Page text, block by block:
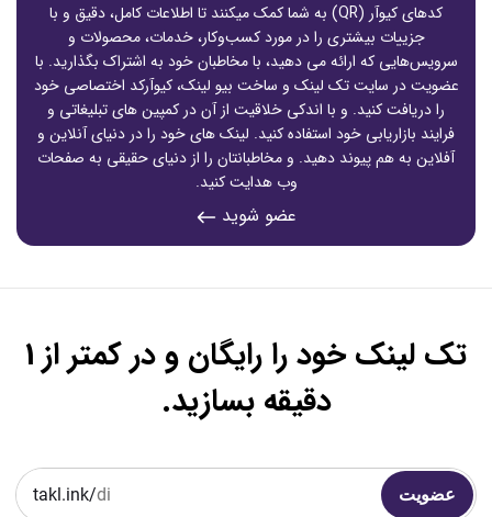
کدهای کیوآر (QR) به شما کمک میکنند تا اطلاعات کامل، دقیق‌ و با
جزییات بیشتری را در مورد کسب‌وکار، خدمات، محصولات و
سرویس‌هایی که ارائه می دهید، با مخاطبان خود به اشتراک بگذارید. با
عضویت در سایت تک لینک و ساخت بیو لینک، کیوآرکد اختصاصی خود
را دریافت کنید. و با اندکی خلاقیت از آن در کمپین های تبلیغاتی و
فرایند بازاریابی خود استفاده کنید. لینک های خود را در دنیای آنلاین و
آفلاین به هم پیوند دهید. و مخاطبانتان را از دنیای حقیقی به صفحات
وب هدایت کنید.
عضو شوید
تک لینک خود را رایگان و در کمتر از 1
دقیقه بسازید.
takl.ink/ عضویت